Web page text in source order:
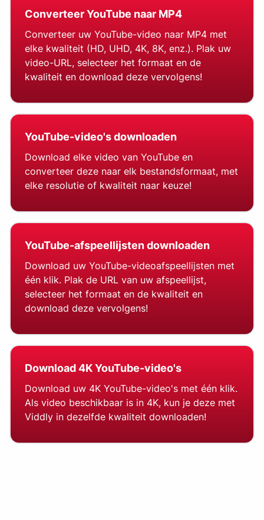
Converteer YouTube naar MP4
Converteer uw YouTube-video naar MP4 met
elke kwaliteit (HD, UHD, 4K, 8K, enz.). Plak uw
video-URL, selecteer het formaat en de
kwaliteit en download deze vervolgens!
YouTube-video's downloaden
Download elke video van YouTube en
converteer deze naar elk bestandsformaat, met
elke resolutie of kwaliteit naar keuze!
YouTube-afspeellijsten downloaden
Download uw YouTube-videoafspeellijsten met
één klik. Plak de URL van uw afspeellijst,
selecteer het formaat en de kwaliteit en
download deze vervolgens!
Download 4K YouTube-video's
Download uw 4K YouTube-video's met één klik.
Als video beschikbaar is in 4K, kun je deze met
Viddly in dezelfde kwaliteit downloaden!